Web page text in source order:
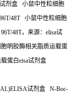
试剂盒
小鼠中性粒细胞
96T/48T 小鼠中性粒细胞
96T/48T，来源： elisa试
明胶酶相关脂质运载蛋
蛋白eisa试剂盒
试剂盒 N-Boc-